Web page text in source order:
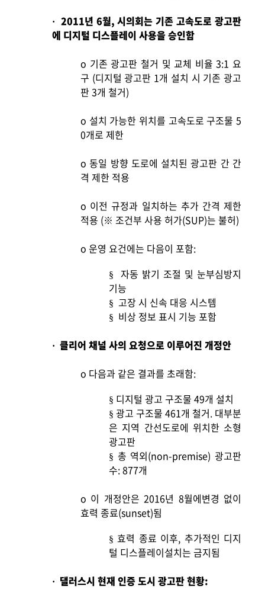
· 2011년 6월, 시의회는 기존 고속도로 광고판
에 디지털 디스플레이 사용을 승인함
o 기존 광고판 철거 및 교체 비율 3:1 요
구 (디지털 광고판 1개 설치 시 기존 광고
판 3개 철거)
o 설치 가능한 위치를 고속도로 구조물 5
0개로 제한
o 동일 방향 도로에 설치된 광고판 간 간
격 제한 적용
o 이전 규정과 일치하는 추가 간격 제한
적용 (※ 조건부 사용 허가(SUP)는 불허)
o 운영 요건에는 다음이 포함:
§
자동 밝기 조절 및 눈부심방지
기능
§ 고장 시 신속 대응 시스템
§ 비상 정보 표시 기능 포함
· 클리어 채널 사의 요청으로 이루어진 개정안
o 다음과 같은 결과를 초래함:
§ 디지털 광고 구조물 49개 설치
§ 광고 구조물 461개 철거. 대부분
은 지역 간선도로에 위치한 소형
광고판
§ 총 역외(non-premise) 광고판
수: 877개
o 이 개정안은 2016년 8월에변경 없이
효력 종료(sunset)됨
§ 효력 종료 이후, 추가적인 디지
털 디스플레이설치는 금지됨
· 댈러스시 현재 인증 도시 광고판 현황: